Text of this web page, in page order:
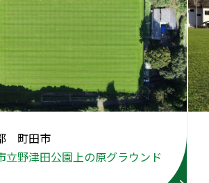
見えづらさや操作にお困りの方へ
町田市
立野津田公園上の原グラウンド